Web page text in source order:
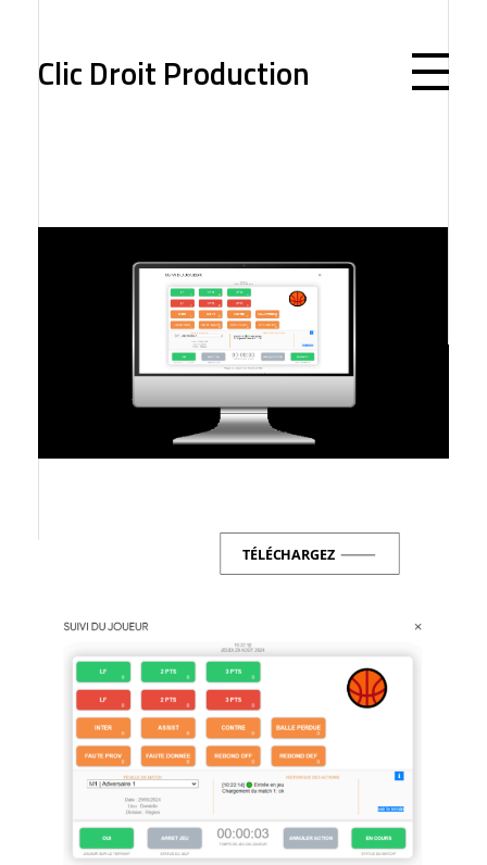
Clic Droit Production
TÉLÉCHARGEZ